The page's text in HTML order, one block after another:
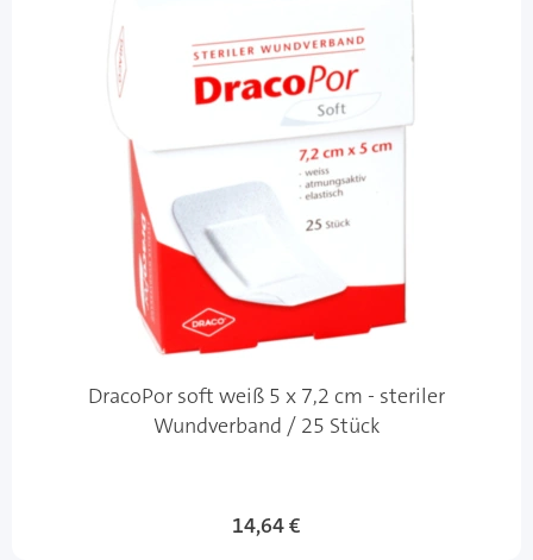
DracoPor soft weiß 5 x 7,2 cm - steriler
Wundverband / 25 Stück
14,64 €